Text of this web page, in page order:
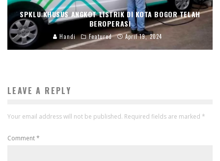
SPKLU KHUSUS ANGKOT LISTRIK DI KOTA BOGOR TELAH
BEROPERASI
Handi Featured April 19, 2024
LEAVE A REPLY
Your email address will not be published. Required fields are marked *
Comment*